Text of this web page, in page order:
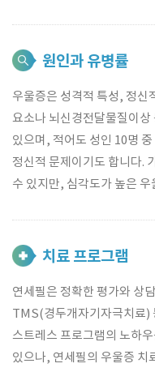
원인과 유병률
우울증은 성격적 특성, 정신
요소나 뇌신경전달물질이상
있으며, 적어도 성인 10명
정신적 문제이기도 합니다.
수 있지만, 심각도가 높은
치료 프로그램
연세필은 정확한 평가와 상
TMS(경두개자기자극치료)
스트레스 프로그램의 노하
있으나, 연세필의 우울증 치